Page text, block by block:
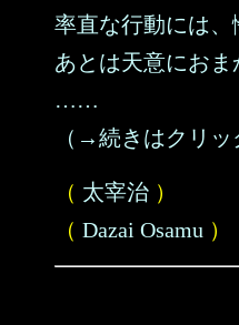
率直な行動には、
あとは天意におま
……
（→続きはクリッ
（ 太宰治 ）
（ Dazai Osamu ）